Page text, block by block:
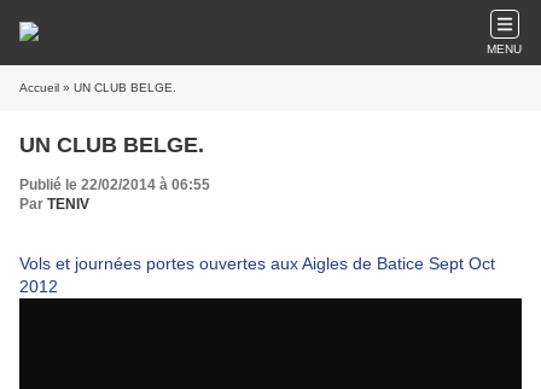
MENU
Accueil » UN CLUB BELGE.
UN CLUB BELGE.
Publié le 22/02/2014 à 06:55
Par TENIV
Vols et journées portes ouvertes aux Aigles de Batice Sept Oct
2012